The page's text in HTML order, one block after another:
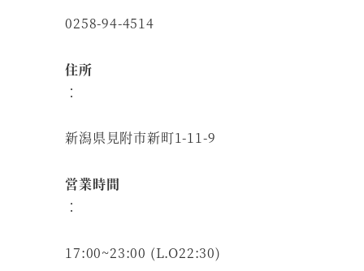
0258-94-4514
住所
：
新潟県見附市新町1-11-9
営業時間
：
17:00~23:00 (L.O22:30)